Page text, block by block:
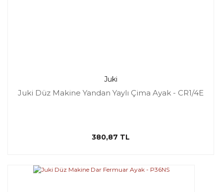
Juki
Juki Düz Makine Yandan Yaylı Çima Ayak - CR1/4E
380,87 TL